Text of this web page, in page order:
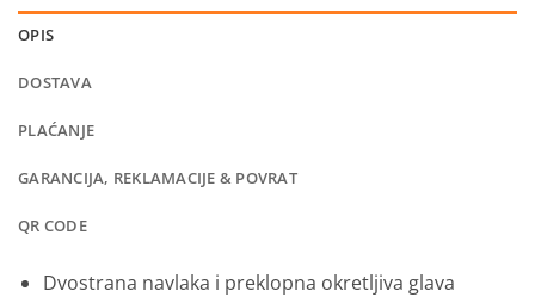
OPIS
DOSTAVA
PLAĆANJE
GARANCIJA, REKLAMACIJE & POVRAT
QR CODE
Dvostrana navlaka i preklopna okretljiva glava